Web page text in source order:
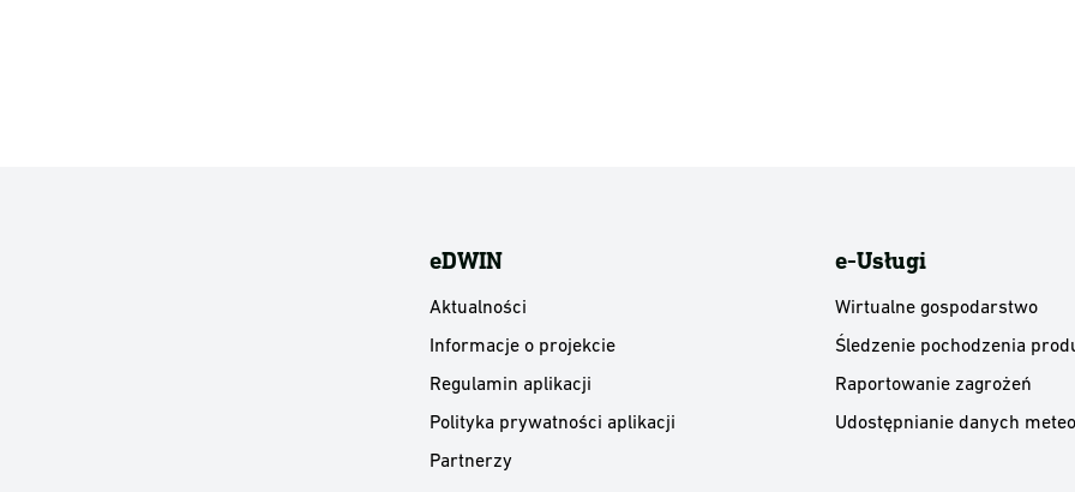
eDWIN
Aktualności
Informacje o projekcie
Regulamin aplikacji
Polityka prywatności aplikacji
Partnerzy
e-Usługi
Wirtualne gospodarstwo
Śledzenie pochodzenia
Raportowanie zagrożeń
Udostępnianie danych